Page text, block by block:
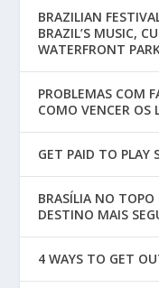
BRAZILIAN
BRAZIL’S MUSIC,
WATERFRONT
PROBLEMAS COM
COMO VENCER OS
GET PAID TO PLAY
BRASÍLIA NO
DESTINO MAIS
4 WAYS TO GET